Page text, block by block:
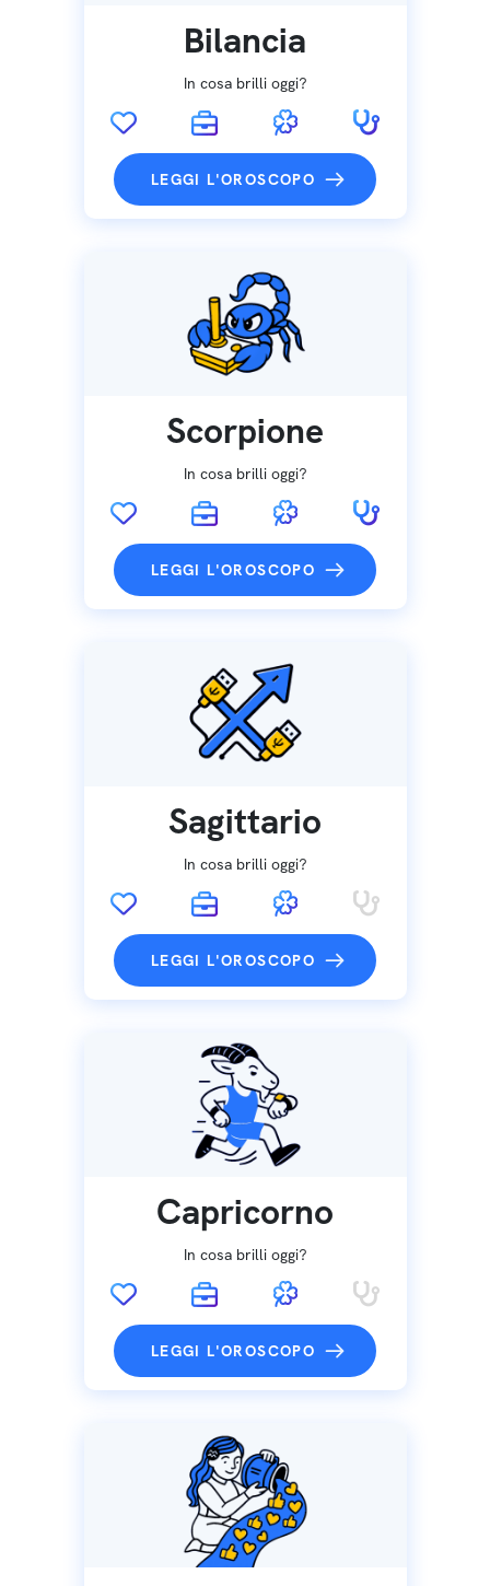
Bilancia
In cosa brilli oggi?
LEGGI L'OROSCOPO
Scorpione
In cosa brilli oggi?
LEGGI L'OROSCOPO
Sagittario
In cosa brilli oggi?
LEGGI L'OROSCOPO
Capricorno
In cosa brilli oggi?
LEGGI L'OROSCOPO